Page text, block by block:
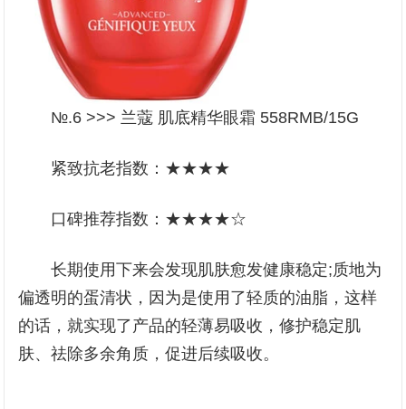
№.6 >>> 兰蔻 肌底精华眼霜 558RMB/15G
紧致抗老指数：★★★★
口碑推荐指数：★★★★☆
长期使用下来会发现肌肤愈发健康稳定;质地为
偏透明的蛋清状，因为是使用了轻质的油脂，这样
的话，就实现了产品的轻薄易吸收，修护稳定肌
肤、祛除多余角质，促进后续吸收。